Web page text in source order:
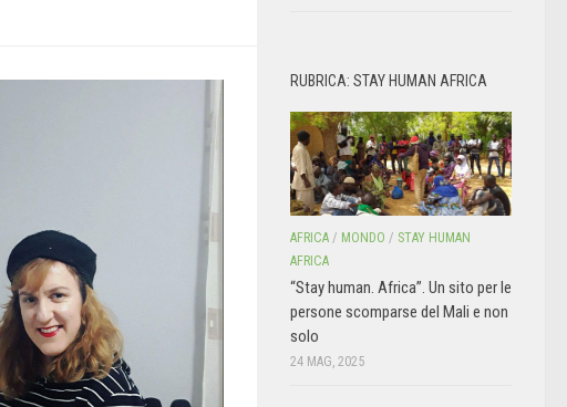
RUBRICA: STAY HUMAN AFRICA
AFRICA / MONDO / STAY HUMAN
AFRICA
“Stay human. Africa”. Un sito per le
persone scomparse del Mali e non
solo
24 MAG, 2025